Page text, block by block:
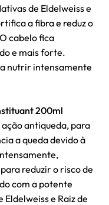
de Eldelweiss e
a fibra e reduz o
cabelo fica
e mais forte.
nutrir intensamente
200ml
antiqueda, para
a queda devido à
reduzir o risco de
com a potente
e Raiz de